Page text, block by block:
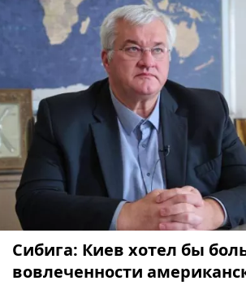
Сибига: Киев хотел бы
вовлеченности